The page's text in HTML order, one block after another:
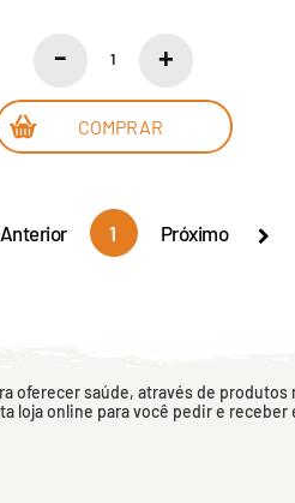
COMPRAR
Anterior 1 Próximo
saúde, através de
loja online para você pedir e